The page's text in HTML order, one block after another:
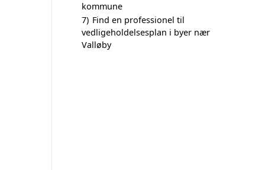
kommune
7) Find en professionel til
vedligeholdelsesplan i byer nær
Valløby